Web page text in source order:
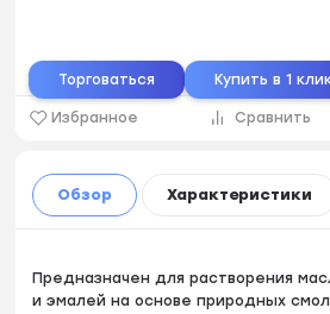
Избранное Сравнить
Торговаться Купить в 1
Обзор Характеристики
Предназначен для растворения
и эмалей на основе природных